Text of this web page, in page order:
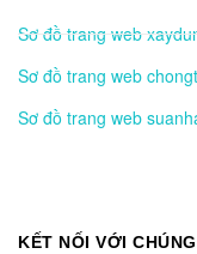
Sơ đồ trang web
Sơ đồ trang web
Sơ đồ trang web
KẾT NỐI VỚI